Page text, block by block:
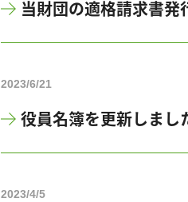
当財団の適格請求書発
2023/6/21
役員名簿を更新しまし
2023/4/5